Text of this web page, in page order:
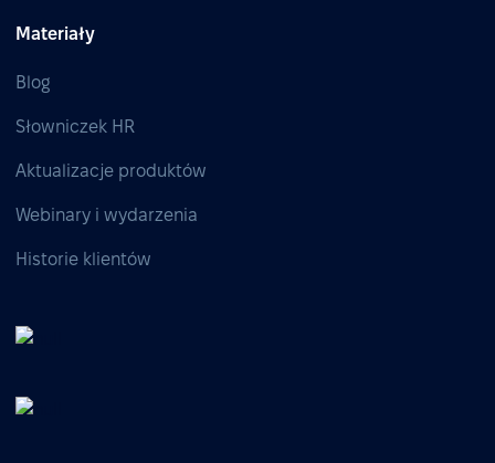
Materiały
Blog
Słowniczek HR
Aktualizacje produktów
Webinary i wydarzenia
Historie klientów